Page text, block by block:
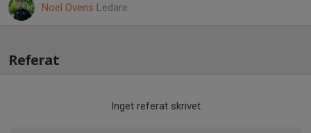
Noel Ovens Ledare
Referat
Inget referat skrivet